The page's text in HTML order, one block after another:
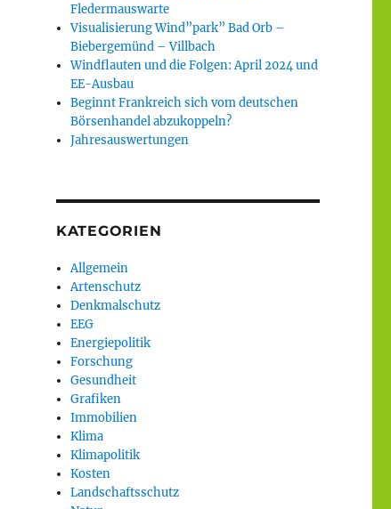
Fledermauswarte
Visualisierung Wind”park” Bad Orb –
Biebergemünd – Villbach
Windflauten und die Folgen: April 2024 und
EE-Ausbau
Beginnt Frankreich sich vom deutschen
Börsenhandel abzukoppeln?
Jahresauswertungen
KATEGORIEN
Allgemein
Artenschutz
Denkmalschutz
EEG
Energiepolitik
Forschung
Gesundheit
Grafiken
Immobilien
Klima
Klimapolitik
Kosten
Landschaftsschutz